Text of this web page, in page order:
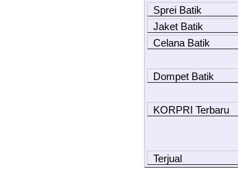
Sprei Batik
Jaket Batik
Celana Batik
Dompet Batik
KORPRI Terbaru
Terjual